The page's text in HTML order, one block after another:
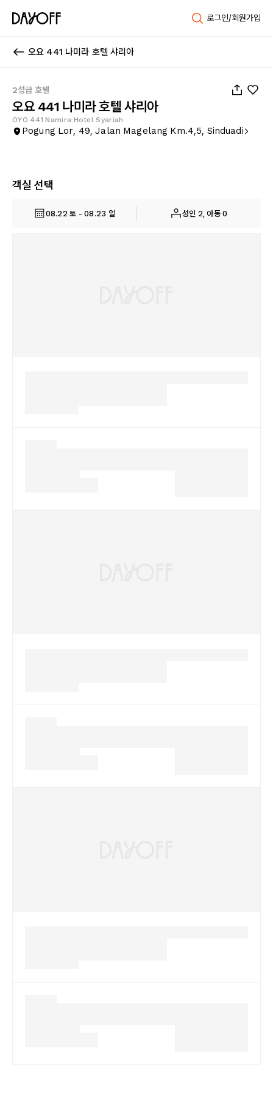
로그인/회원가입
오요 441 나미라 호텔 샤리아
2성급 호텔
오요 441 나미라 호텔 샤리아
OYO 441 Namira Hotel Syariah
Pogung Lor, 49, Jalan Magelang Km.4,5, Sinduadi
객실 선택
08.22 토 - 08.23 일 성인 2, 아동 0